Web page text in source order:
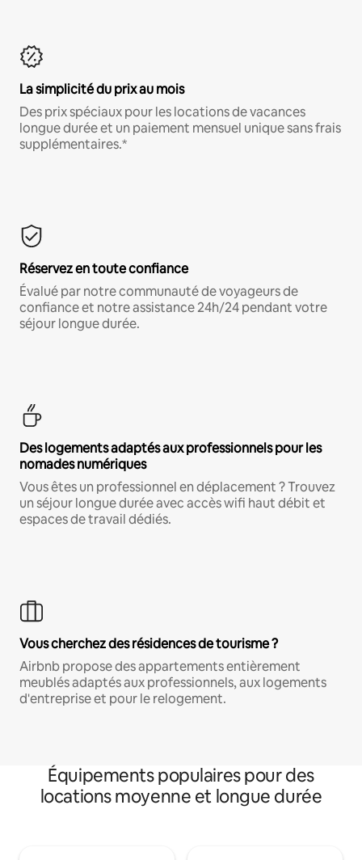
La simplicité du prix au mois
Des prix spéciaux pour les locations de vacances
longue durée et un paiement mensuel unique sans frais
supplémentaires.*
Réservez en toute confiance
Évalué par notre communauté de voyageurs de
confiance et notre assistance 24h/24 pendant votre
séjour longue durée.
Des logements adaptés aux professionnels pour les
nomades numériques
Vous êtes un professionnel en déplacement ? Trouvez
un séjour longue durée avec accès wifi haut débit et
espaces de travail dédiés.
Vous cherchez des résidences de tourisme ?
Airbnb propose des appartements entièrement
meublés adaptés aux professionnels, aux logements
d'entreprise et pour le relogement.
Équipements populaires pour des
locations moyenne et longue durée